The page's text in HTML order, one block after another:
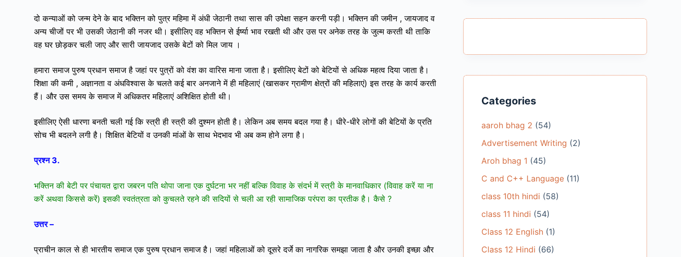
दो कन्याओं को जन्म देने के बाद भक्तिन को पुत्र महिमा में अंधी जेठानी तथा सास की उपेक्षा सहन करनी पड़ी। भक्तिन की जमीन , जायजाद व
अन्य चीजों पर भी उसकी जेठानी की नजर थी। इसीलिए वह भक्तिन से ईर्ष्या भाव रखती थी और उस पर अनेक तरह के जुल्म करती थी ताकि
वह घर छोड़कर चली जाए और सारी जायजाद उसके बेटों को मिल जाय ।
हमारा समाज पुरुष प्रधान समाज है जहां पर पुत्रों को वंश का वारिस माना जाता है। इसीलिए बेटों को बेटियों से अधिक महत्व दिया जाता है।
शिक्षा की कमी , अज्ञानता व अंधविश्वास के चलते कई बार अनजाने में ही महिलाएं (खासकर ग्रामीण क्षेत्रों की महिलाएं) इस तरह के कार्य करती
हैं। और उस समय के समाज में अधिकतर महिलाएं अशिक्षित होती थी।
इसीलिए ऐसी धारणा बनती चली गई कि स्त्री ही स्त्री की दुश्मन होती है। लेकिन अब समय बदल गया है। धीरे-धीरे लोगों की बेटियों के प्रति
सोच भी बदलने लगी है। शिक्षित बेटियों व उनकी मांओं के साथ भेदभाव भी अब कम होने लगा है।
प्रश्न 3.
भक्तिन की बेटी पर पंचायत द्वारा जबरन पति थोपा जाना एक दुर्घटना भर नहीं बल्कि विवाह के संदर्भ में स्त्री के मानवाधिकार (विवाह करें या ना
करें अथवा किससे करें) इसकी स्वतंत्रता को कुचलते रहने की सदियों से चली आ रही सामाजिक परंपरा का प्रतीक है। कैसे ?
उत्तर –
प्राचीन काल से ही भारतीय समाज एक पुरुष प्रधान समाज है। जहां महिलाओं को दूसरे दर्जे का नागरिक समझा जाता है और उनकी इच्छा और
Categories
aaroh bhag 2 (54)
Advertisement Writing (2)
Aroh bhag 1 (45)
C and C++ Language(11)
class 10th hindi (58)
class 11 hindi (54)
Class 12 English(1)
Class 12 Hindi (66)